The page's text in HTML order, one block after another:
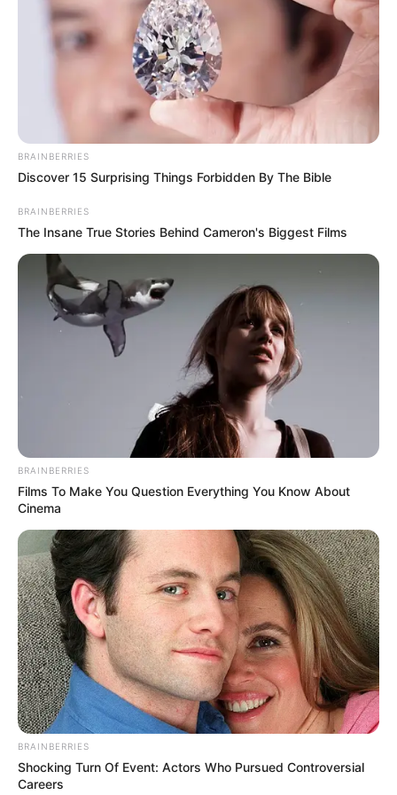
НАМ ПИШУТЬ ПОДІЇ
Працівника ТЦК, за
інформацію про якого
обіцяли $10 тисяч,
помітили в Ужгороді
03.08.2026
info@groza-news.info
Без рубрики
Культура
Нам пишуть
Партнерські матеріали
Події
Політика
Спорт
BRAINBERRIES
Discover 15 Surprising Things Forbidden By The Bible
BRAINBERRIES
The Insane True Stories Behind Cameron's Biggest Films
BRAINBERRIES
Films To Make You Question Everything You Know About
Cinema
BRAINBERRIES
Shocking Turn Of Event: Actors Who Pursued Controversial
Careers